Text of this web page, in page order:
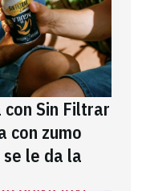
con Sin Filtrar
con zumo
le da la